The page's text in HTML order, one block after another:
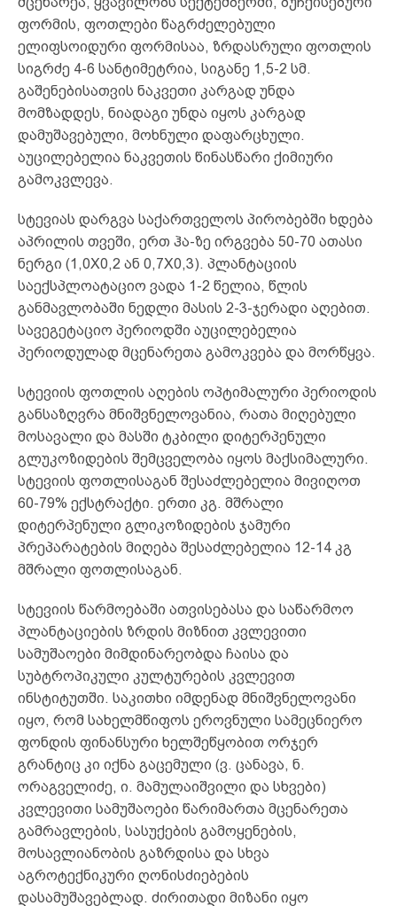
ფორმის, ფოთლები წაგრძელებული
ელიფსოიდური ფორმისაა, ზრდასრული ფოთლის
სიგრძე 4-6 სანტიმეტრია, სიგანე 1,5-2 სმ.
გაშენებისათვის ნაკვეთი კარგად უნდა
მომზადდეს, ნიადაგი უნდა იყოს კარგად
დამუშავებული, მოხნული დაფარცხული.
აუცილებელია ნაკვეთის წინასწარი ქიმიური
გამოკვლევა.
სტევიას დარგვა საქართველოს პირობებში ხდება
აპრილის თვეში, ერთ ჰა-ზე ირგვება 50-70 ათასი
ნერგი (1,0X0,2 ან 0,7X0,3). პლანტაციის
საექსპლოატაციო ვადა 1-2 წელია, წლის
განმავლობაში ნედლი მასის 2-3-ჯერადი აღებით.
სავეგეტაციო პერიოდში აუცილებელია
პერიოდულად მცენარეთა გამოკვება და მორწყვა.
სტევიის ფოთლის აღების ოპტიმალური პერიოდის
განსაზღვრა მნიშვნელოვანია, რათა მიღებული
მოსავალი და მასში ტკბილი დიტერპენული
გლუკოზიდების შემცველობა იყოს მაქსიმალური.
სტევიის ფოთლისაგან შესაძლებელია მივიღოთ
60-79% ექსტრაქტი. ერთი კგ. მშრალი
დიტერპენული გლიკოზიდების ჯამური
პრეპარატების მიღება შესაძლებელია 12-14 კგ
მშრალი ფოთლისაგან.
სტევიის წარმოებაში ათვისებასა და საწარმოო
პლანტაციების ზრდის მიზნით კვლევითი
სამუშაოები მიმდინარეობდა ჩაისა და
სუბტროპიკული კულტურების კვლევით
ინსტიტუთში. საკითხი იმდენად მნიშვნელოვანი
იყო, რომ სახელმწიფოს ეროვნული სამეცნიერო
ფონდის ფინანსური ხელშეწყობით ორჯერ
გრანტიც კი იქნა გაცემული (ვ. ცანავა, ნ.
ორაგველიძე, ი. მამულაიშვილი და სხვები)
კვლევითი სამუშაოები წარიმართა მცენარეთა
გამრავლების, სასუქების გამოყენების,
მოსავლიანობის გაზრდისა და სხვა
აგროტექნიკური ღონისძიებების
დასამუშავებლად. ძირითადი მიზანი იყო